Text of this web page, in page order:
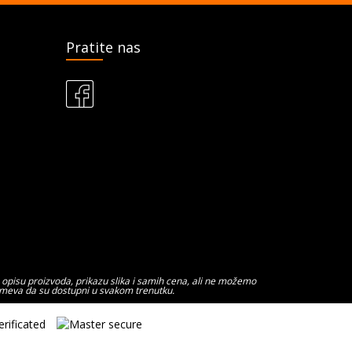
Pratite nas
proizvoda, prikazu slika i samih cena, ali ne možemo
da su dostupni u svakom trenutku.